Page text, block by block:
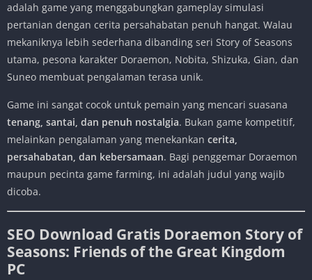
adalah game yang menggabungkan gameplay simulasi
pertanian dengan cerita persahabatan penuh hangat. Walau
mekaniknya lebih sederhana dibanding seri Story of Seasons
utama, pesona karakter Doraemon, Nobita, Shizuka, Gian, dan
Suneo membuat pengalaman terasa unik.
Game ini sangat cocok untuk pemain yang mencari suasana
tenang, santai, dan penuh nostalgia. Bukan game kompetitif,
melainkan pengalaman yang menekankan cerita,
persahabatan, dan kebersamaan. Bagi penggemar Doraemon
maupun pecinta game farming, ini adalah judul yang wajib
dicoba.
SEO Download Gratis Doraemon Story of
Seasons: Friends of the Great Kingdom
PC